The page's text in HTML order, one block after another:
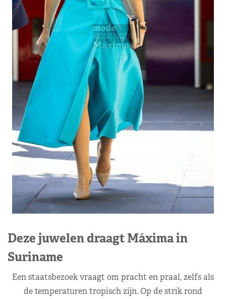
Deze juwelen draagt Máxima in
Suriname
Een staatsbezoek vraagt om pracht en praal, zelfs als
de temperaturen tropisch zijn. Op de strik rond